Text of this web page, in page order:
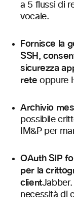
a 5 flussi di
vocale.
Fornisce la
SSH,
sicurezza
rete oppure
Archivio
possibile
IM&P per
OAuth SIP
per la
clientJabber.
necessità di